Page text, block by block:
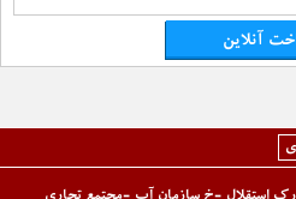
آنلاین